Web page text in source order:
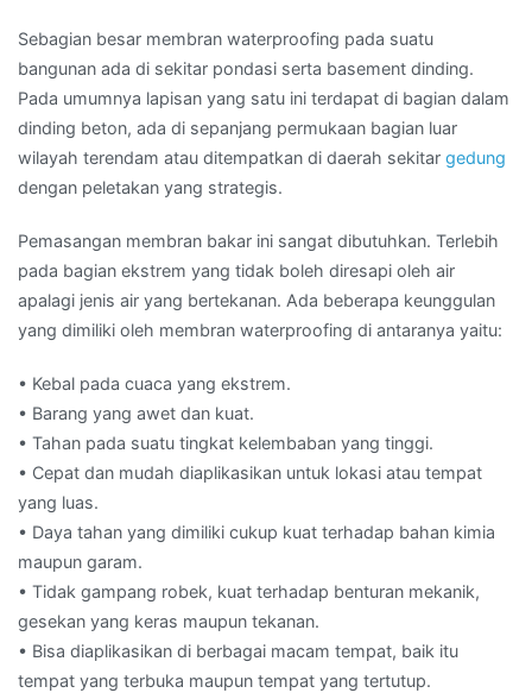
Sebagian besar membran waterproofing pada suatu
bangunan ada di sekitar pondasi serta basement dinding.
Pada umumnya lapisan yang satu ini terdapat di bagian dalam
dinding beton, ada di sepanjang permukaan bagian luar
wilayah terendam atau ditempatkan di daerah sekitar gedung
dengan peletakan yang strategis.
Pemasangan membran bakar ini sangat dibutuhkan. Terlebih
pada bagian ekstrem yang tidak boleh diresapi oleh air
apalagi jenis air yang bertekanan. Ada beberapa keunggulan
yang dimiliki oleh membran waterproofing di antaranya yaitu:
• Kebal pada cuaca yang ekstrem.
• Barang yang awet dan kuat.
• Tahan pada suatu tingkat kelembaban yang tinggi.
• Cepat dan mudah diaplikasikan untuk lokasi atau tempat
yang luas.
• Daya tahan yang dimiliki cukup kuat terhadap bahan kimia
maupun garam.
• Tidak gampang robek, kuat terhadap benturan mekanik,
gesekan yang keras maupun tekanan.
• Bisa diaplikasikan di berbagai macam tempat, baik itu
tempat yang terbuka maupun tempat yang tertutup.